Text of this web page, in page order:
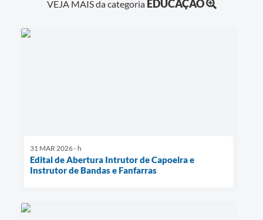
VEJA MAIS da categoria EDUCAÇÃO
31 MAR 2026 - h
Edital de Abertura Intrutor de Capoeira e
Instrutor de Bandas e Fanfarras